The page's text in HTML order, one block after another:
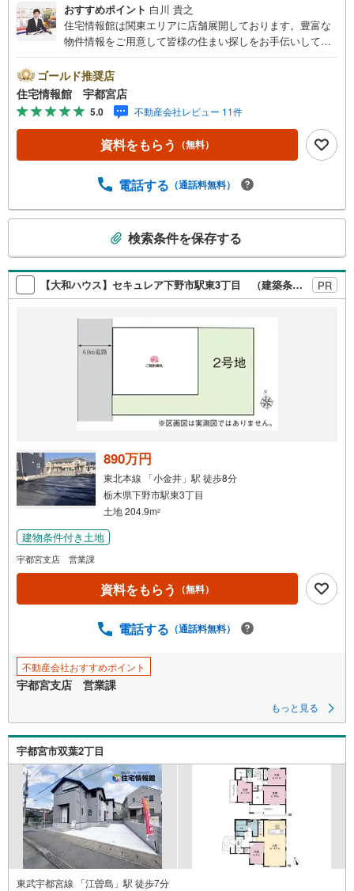
おすすめポイント 白川 貴之
住宅情報館は関東エリアに店舗展開しております。豊富な
物件情報をご用意して皆様の住まい探しをお手伝いしてお
さい。住宅ローン相談会も同時開催中無理のない住宅ロー
ンの試算やご購入の際にかかる諸費用の概算も行っており
ます。しっかりとした資金計画のアドバイスをさせて頂き
ますので、お気軽にご相談ください。
ゴールド推奨店
住宅情報館 宇都宮店
5.0 不動産会社レビュー 11件
資料をもらう （無料）
電話する （通話料無料）
検
索
条
る
・
条
件
マ
イ
ペ
ジ
存
す
検索条件を保存する
【大和ハウス】セキュレア下野市駅東3丁目 （建築条件付宅地分譲） PR
890万円
東北本線 「小金井」駅 徒歩8分
栃木県下野市駅東3丁目
土地 204.9m2
建物条件付き土地
宇都宮支店 営業課
資料をもらう （無料）
電話する （通話料無料）
不動産会社おすすめポイント
宇都宮支店 営業課
もっと見る
宇都宮市双葉2丁目
東武宇都宮線 「江曽島」駅 徒歩7分